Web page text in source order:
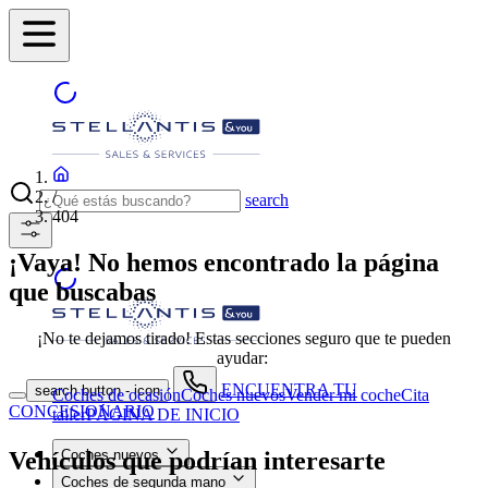
search
search button - icon
ENCUENTRA TU
CONCESIONARIO
Coches nuevos
Coches de segunda mano
/
404
¡Vaya! No hemos encontrado la página
que buscabas
¡No te dejamos tirado! Estas secciones seguro que te pueden
ayudar:
Coches de ocasiónCoches nuevosVender mi cocheCita
tallerPÁGINA DE INICIO
Vehículos que podrían interesarte